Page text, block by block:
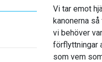
Vi tar emot
kanonerna
vi behöver
förflyttningar
som vem